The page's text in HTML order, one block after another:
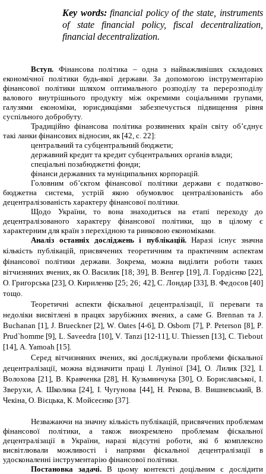
Key words:financial policy of the state, instruments
of state financial policy, fiscal decentralization,
financial decentralization.
Вступ. Фінансова політика – одна з найважливіших складових
економічної політики будь-якої держави. За допомогою інструментарію
фінансової політики шляхом оптимального розподілу та перерозподілу
валового внутрішнього продукту між окремими соціальними групами,
галузями економіки, юрисдикціями забезпечується підвищення рівня
суспільного добробуту.
Традиційно фінансова політика розвинених країн світу об’єднує
такі ланки фінансових відносин, як [42, c . 22]:
центральний та субцентральний бюджети;
державний кредит та кредит субцентральних органів влади;
спеціальні позабюджетні фонди;
фінанси державних та муніципальних корпорацій.
Головним об’єктом фінансової політики держави є податково-
бюджетна система, устрій якою обумовлює централізованість або
децентралізованість характеру фінансової політики.
Щодо України, то вона знаходиться на етапі переходу до
децентралізованого характеру фінансової політики, що в цілому є
характерним для країн з перехідною та ринковою економіками.
Аналіз останніх досліджень і публікацій.Наразі існує значна
кількість публікацій, присвячених теоретичним та практичним аспектам
фінансової політики держави. Зокрема, можна виділити роботи таких
вітчизняних вчених, як О. Василик [18; 39] , В. Венгер [19], Л. Гордієнко [22]
О. Григорська [23] , О. Кириленко [25;26; 42], С. Лондар [33], В. Федосов[40]
тощо.
Теоретичні аспекти фіскальної децентралізації, її переваги та
недоліки висвітлені в працях зарубіжних вчених, а саме G Brennan та J
Buchanan [1 ], J Brueckner[2], W Oates [4-6], D Osborn [7], P Peterson [8], P
Prud`homme [9], L.Saveedra [10],V Tanzi [12-11 ],U Thiessen [13], C .Tiebout
[14], A Yamoah [15].
Серед вітчизняних вчених, які досліджували проблеми фіскальної
децентралізації, можна відзначити праці І. Луніної [34], О. Лилик [32], І.
Волохова [21 ], В. Кравченка [28], Н. Кузьминчука [30], О. Бориславської, І.
Зверухи, А. Школика [24], І. Чугунова [44], Н. Рекова, В. Вишневський, В.
Чекіна, О. Вієцька, К. Мойсеєнко [37].
Незважаючи на значну кількість публікацій, присвячених проблемам
фінансової політики, а також виокремлено проблемам фіскальної
децентралізації в України, наразі відсутні роботи, які б комплексно
висвітлювали можливості і напрями фіскальної децентралізації в
удосконаленні інструментарію фінансової політики.
Постановка задачі. В цьому контексті доцільним є дослідити